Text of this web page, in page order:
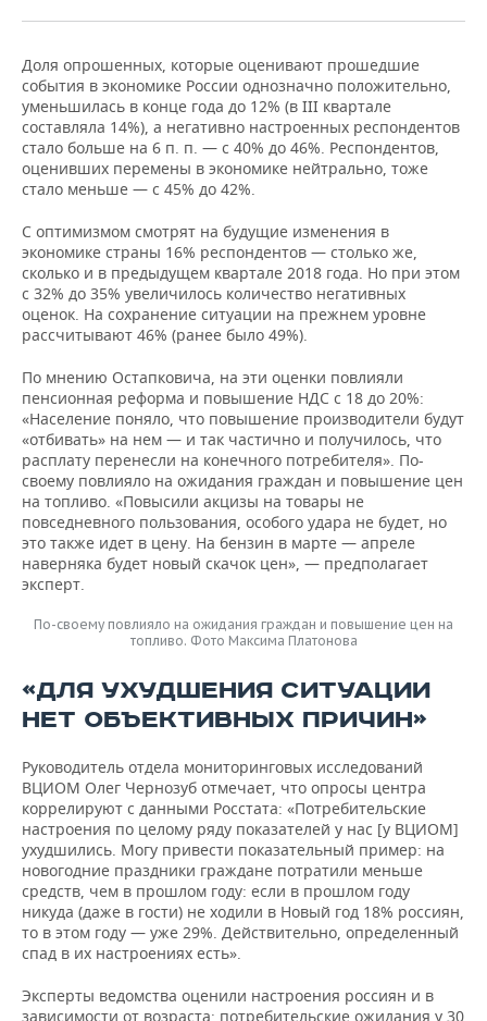
Доля опрошенных, которые оценивают прошедшие
события в экономике России однозначно положительно,
уменьшилась в конце года до 12% (в III квартале
составляла 14%), а негативно настроенных респондентов
стало больше на 6 п. п. — с 40% до 46%. Респондентов,
оценивших перемены в экономике нейтрально, тоже
стало меньше — с 45% до 42%.
С оптимизмом смотрят на будущие изменения в
экономике страны 16% респондентов — столько же,
сколько и в предыдущем квартале 2018 года. Но при этом
с 32% до 35% увеличилось количество негативных
оценок. На сохранение ситуации на прежнем уровне
рассчитывают 46% (ранее было 49%).
По мнению Остапковича, на эти оценки повлияли
пенсионная реформа и повышение НДС с 18 до 20%:
«Население поняло, что повышение производители будут
«отбивать» на нем — и так частично и получилось, что
расплату перенесли на конечного потребителя». По-
своему повлияло на ожидания граждан и повышение цен
на топливо. «Повысили акцизы на товары не
повседневного пользования, особого удара не будет, но
это также идет в цену. На бензин в марте — апреле
наверняка будет новый скачок цен», — предполагает
эксперт.
По-своему повлияло на ожидания граждан и повышение цен на
топливо. Фото Максима Платонова
«ДЛЯ УХУДШЕНИЯ СИТУАЦИИ
НЕТ ОБЪЕКТИВНЫХ ПРИЧИН»
Руководитель отдела мониторинговых исследований
ВЦИОМ Олег Чернозуб отмечает, что опросы центра
коррелируют с данными Росстата: «Потребительские
настроения по целому ряду показателей у нас [у ВЦИОМ]
ухудшились. Могу привести показательный пример: на
новогодние праздники граждане потратили меньше
средств, чем в прошлом году: если в прошлом году
никуда (даже в гости) не ходили в Новый год 18% россиян,
то в этом году — уже 29%. Действительно, определенный
спад в их настроениях есть».
Эксперты ведомства оценили настроения россиян и в
зависимости от возраста: потребительские ожидания у 30